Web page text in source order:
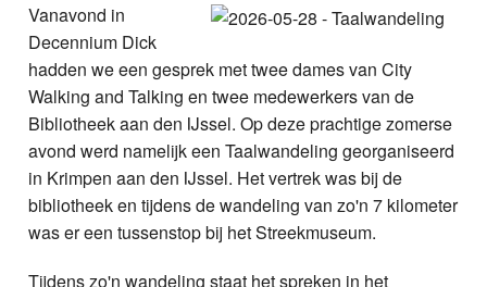
Nieuws
Foto's
Video
Webcam
Info
Vanavond in
Decennium Dick
hadden we een gesprek met twee dames van City
Walking and Talking en twee medewerkers van de
Bibliotheek aan den IJssel. Op deze prachtige zomerse
avond werd namelijk een Taalwandeling georganiseerd
in Krimpen aan den IJssel. Het vertrek was bij de
bibliotheek en tijdens de wandeling van zo'n 7 kilometer
was er een tussenstop bij het Streekmuseum.
Tijdens zo'n wandeling staat het spreken in het